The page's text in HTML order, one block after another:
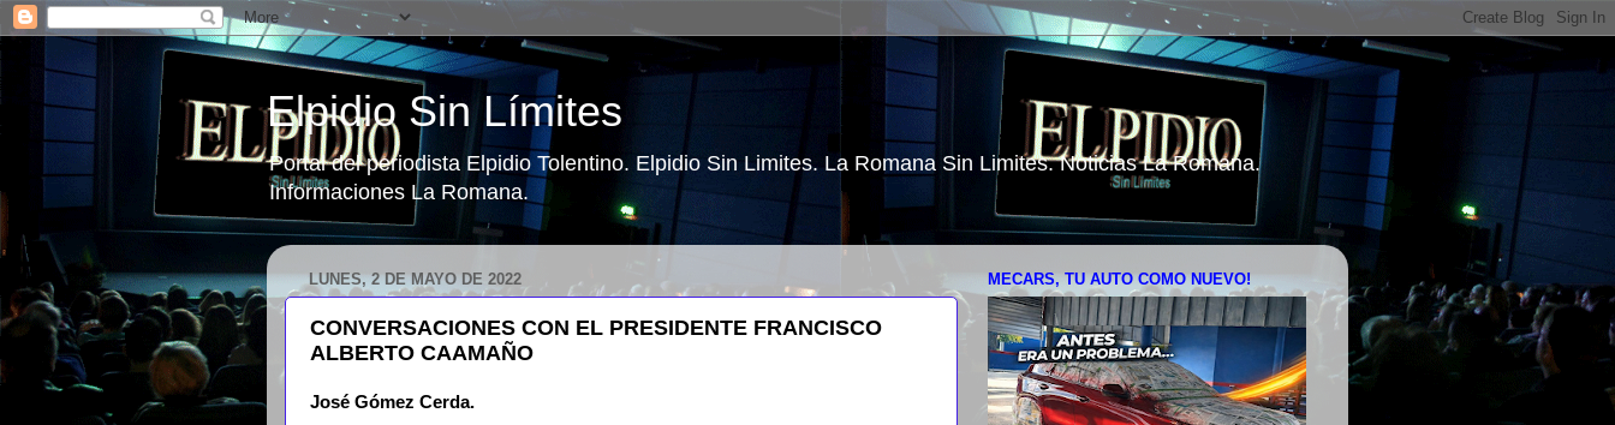
Elpidio Sin Límites
Portal del periodista Elpidio Tolentino. Elpidio Sin Limites. La Romana Sin Limites. Noticias La Romana.
Informaciones La Romana.
LUNES, 2 DE MAYO DE 2022
CONVERSACIONES CON EL PRESIDENTE FRANCISCO
ALBERTO CAAMAÑO
José Gómez Cerda.
MECARS, TU AUTO COMO NUEVO!